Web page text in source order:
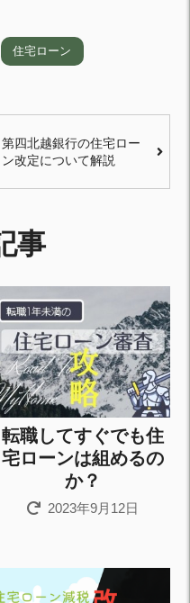
住宅ローン
第四北越銀行の住宅ロー
ン改定について解説
事
転職してすぐでも住
宅ローンは組めるの
か？
2023年9月12日